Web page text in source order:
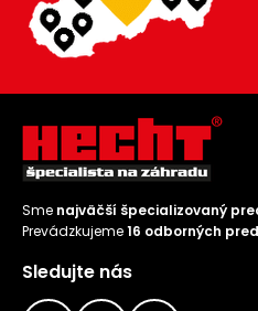
Sme najväčší špecializovaný
Prevádzkujeme16 odborných
Sledujte nás